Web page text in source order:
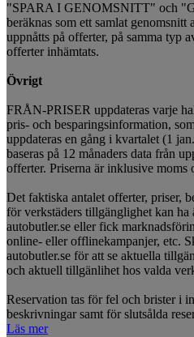
"SPARA I GENOMSNITT" och
beräknas som ett samlat genomsnitt
uppnåtts på offerter, på samma typ
offerter inhämtats.
Övrigt
FRÅN-PRISER uppdateras varje
pris- och besparingsinformation,
uppdateras en gång i kvartalet (1
baseras på 12 månaders data från
offerter. Priserna är inklusive moms
Det faktiska antalet offerter, priser,
för verkstäders tillgänglighet kan ha
autobutler.se eller fick
online- eller offlinekampanjer, etc.
autobutler.se för att se aktuella
och aktuell tillgänlihet hos valda
Reservation tas för fel och brister i
beskrivningar samt för slutsålda
Läs mer